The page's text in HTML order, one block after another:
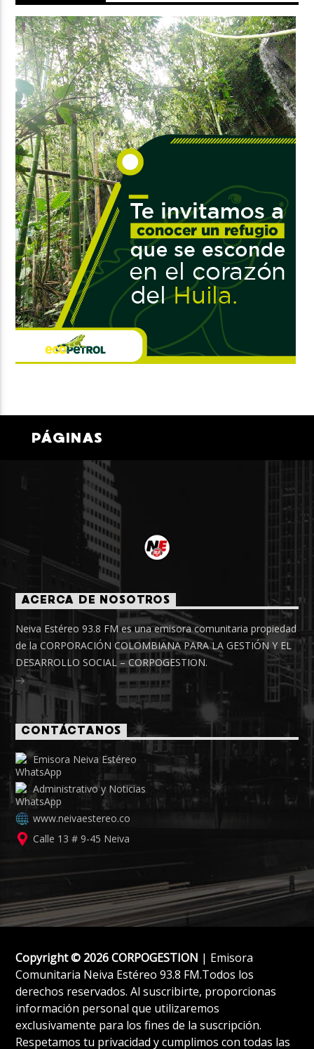
PÁGINAS
ACERCA DE NOSOTROS
Neiva Estéreo 93.8 FM es una emisora comunitaria propiedad
de la CORPORACIÓN COLOMBIANA PARA LA GESTIÓN Y EL
DESARROLLO SOCIAL – CORPOGESTION.
CONTÁCTANOS
Emisora Neiva Estéreo
Administrativo y Noticias
www.neivaestereo.co
Calle 13 # 9-45 Neiva
Copyright © 2026 CORPOGESTION | Emisora
Comunitaria Neiva Estéreo 93.8 FM.Todos los
derechos reservados. Al suscribirte, proporcionas
información personal que utilizaremos
exclusivamente para los fines de la suscripción.
Respetamos tu privacidad y cumplimos con todas las